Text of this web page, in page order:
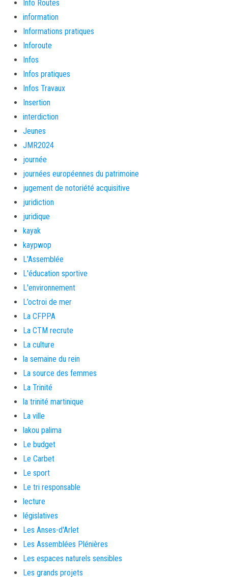
Info Routes
information
Informations pratiques
Inforoute
Infos
Infos pratiques
Infos Travaux
Insertion
interdiction
Jeunes
JMR2024
journée
journées européennes du patrimoine
jugement de notoriété acquisitive
juridiction
juridique
kayak
kaypwop
L'Assemblée
L'éducation sportive
L'environnement
L’octroi de mer
La CFPPA
La CTM recrute
La culture
la semaine du rein
La source des femmes
La Trinité
la trinité martinique
La ville
lakou palima
Le budget
Le Carbet
Le sport
Le tri responsable
lecture
législatives
Les Anses-d'Arlet
Les Assemblées Plénières
Les espaces naturels sensibles
Les grands projets